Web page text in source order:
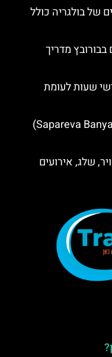
ההרים של בולגריה כולל
בבורובץ מדריך
שעות לעומת
בריכות תרמיות בספארבה בניה (Sapareva Banya)
שלג, אירועים